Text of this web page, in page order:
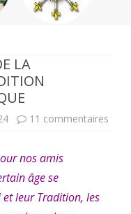
LA
11 commentaires
nos amis
âge se
leur Tradition, les